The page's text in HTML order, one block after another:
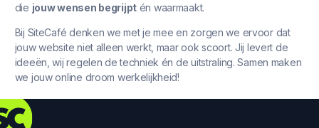
die jouw wensen begrijpt én waarmaakt.
Bij SiteCafé denken we met je mee en zorgen we ervoor dat
jouw website niet alleen werkt, maar ook scoort. Jij levert de
ideeën, wij regelen de techniek én de uitstraling. Samen maken
we jouw online droom werkelijkheid!